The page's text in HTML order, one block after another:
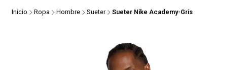
Inicio Ropa Hombre Sueter Sueter Nike Academy-Gris